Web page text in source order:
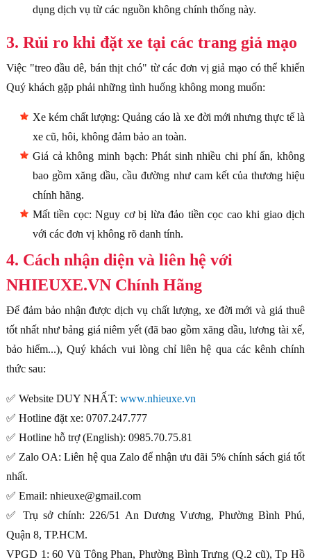
dụng dịch vụ từ các nguồn không chính thống này.
3. Rủi ro khi đặt xe tại các trang giả mạo
Việc "treo đầu dê, bán thịt chó" từ các đơn vị giả mạo có thể khiến
Quý khách gặp phải những tình huống không mong muốn:
Xe kém chất lượng: Quảng cáo là xe đời mới nhưng thực tế là
xe cũ, hôi, không đảm bảo an toàn.
Giá cả không minh bạch: Phát sinh nhiều chi phí ẩn, không
bao gồm xăng dầu, cầu đường như cam kết của thương hiệu
chính hãng.
Mất tiền cọc: Nguy cơ bị lừa đảo tiền cọc cao khi giao dịch
với các đơn vị không rõ danh tính.
4. Cách nhận diện và liên hệ với
NHIEUXE.VN Chính Hãng
Để đảm bảo nhận được dịch vụ chất lượng, xe đời mới và giá thuê
tốt nhất như bảng giá niêm yết (đã bao gồm xăng dầu, lương tài xế,
bảo hiểm...), Quý khách vui lòng chỉ liên hệ qua các kênh chính
thức sau:
✅ Website DUY NHẤT: www.nhieuxe.vn
✅ Hotline đặt xe: 0707.247.777
✅ Hotline hỗ trợ (English): 0985.70.75.81
✅ Zalo OA: Liên hệ qua Zalo để nhận ưu đãi 5% chính sách giá tốt
nhất.
✅ Email: nhieuxe@gmail.com
✅ Trụ sở chính: 226/51 An Dương Vương, Phường Bình Phú,
Quận 8, TP.HCM.
VPGD 1: 60 Vũ Tông Phan, Phường Bình Trưng (Q.2 cũ), Tp Hồ